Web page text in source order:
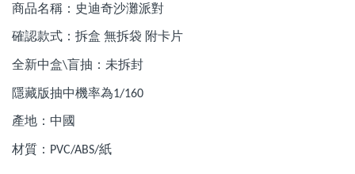
商品名稱：史迪奇沙灘派對
確認款式：拆盒 無拆袋 附卡片
全新中盒\盲抽：未拆封
隱藏版抽中機率為1/160
產地：中國
材質： PVC/ABS/紙